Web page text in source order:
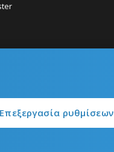
Επεξεργασία ρυθμίσεων